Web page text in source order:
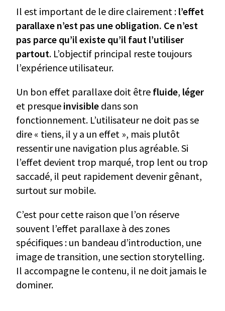
Il est important de le dire clairement : l’effet
parallaxe n’est pas une obligation. Ce n’est
pas parce qu’il existe qu’il faut l’utiliser
partout. L’objectif principal reste toujours
l’expérience utilisateur.
Un bon effet parallaxe doit être fluide, léger
et presque invisible dans son
fonctionnement. L’utilisateur ne doit pas se
dire « tiens, il y a un effet », mais plutôt
ressentir une navigation plus agréable. Si
l’effet devient trop marqué, trop lent ou trop
saccadé, il peut rapidement devenir gênant,
surtout sur mobile.
C’est pour cette raison que l’on réserve
souvent l’effet parallaxe à des zones
spécifiques : un bandeau d’introduction, une
image de transition, une section storytelling.
Il accompagne le contenu, il ne doit jamais le
dominer.